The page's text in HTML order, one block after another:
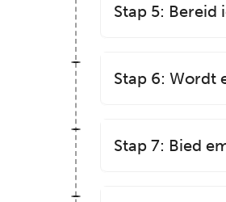
Stap 5:
Stap 6: Wordt
Stap 7: Bied